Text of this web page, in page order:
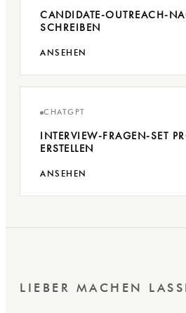
CANDIDATE-OUTREACH-
SCHREIBEN
ANSEHEN
CHATGPT
INTERVIEW-FRAGEN-SET
ERSTELLEN
ANSEHEN
LIEBER MACHEN